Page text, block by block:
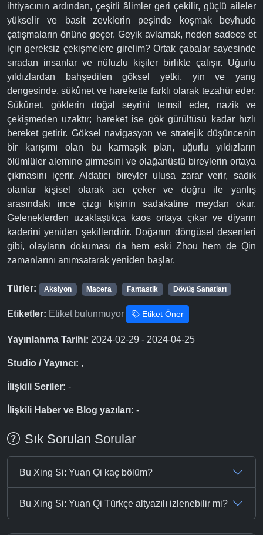
ihtiyacının ardından, çeşitli âlimler geri çekilir, güçlü aileler
yükselir ve basit zevklerin peşinde koşmak beyhude
çatışmaların önüne geçer. Geyik avlamak, neden sadece et
için gereksiz çekişmelere girelim? Ortak çabalar sayesinde
sıradan insanlar ve nüfuzlu kişiler birlikte çalışır. Uğurlu
yıldızlardan bahşedilen göksel yetki, yin ve yang
dengesinde, sükûnet ve harekette farklı olarak tezahür eder.
Sükûnet, göklerin doğal seyrini temsil eder, nazik ve
çekişmeden uzaktır; hareket ise gök gürültüsü kadar hızlı
bereket getirir. Göksel navigasyon ve stratejik düşüncenin
bir karışımı olan bu karmaşık plan, uğurlu yıldızların
ölümlüler alemine girmesini ve olağanüstü bireylerin ortaya
çıkmasını içerir. Aldatıcı bireyler ulusa zarar verir, sadık
olanlar kişisel olarak acı çeker ve doğru ile yanlış
arasındaki ince çizgi kişinin sadakatine meydan okur.
Geleneklerden uzaklaştıkça kaos ortaya çıkar ve diyarın
kaderini yeniden şekillendirir. Doğanın döngüsel desenleri
gibi, olayların dokuması da hem eski Zhou hem de Qin
zamanlarını anımsatarak yeniden başlar.
Türler: Aksiyon Macera Fantastik Dövüş Sanatları
Etiketler: Etiket bulunmuyor Etiket Öner
Yayınlanma Tarihi: 2024-02-29 - 2024-04-25
Studio / Yayıncı: ,
İlişkili Seriler: -
İlişkili Haber ve Blog yazıları: -
Sık Sorulan Sorular
Bu Xing Si: Yuan Qi kaç bölüm?
Bu Xing Si: Yuan Qi Türkçe altyazılı izlenebilir mi?